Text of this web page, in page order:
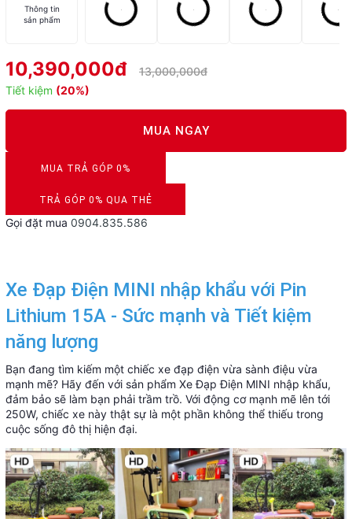
Thông tin
sản phẩm
10,390,000đ
13,000,000đ
Tiết kiệm (20%)
MUA NGAY
MUA TRẢ GÓP 0%
DUYỆT HỒ SƠ RONG 5 PHÚT
TRẢ GÓP 0% QUA THẺ
VISA, MASTERCARD, JCB, AMEX
Gọi đặt mua 0904.835.586
Xe Đạp Điện MINI nhập khẩu với Pin
Lithium 15A - Sức mạnh và Tiết kiệm
năng lượng
Bạn đang tìm kiếm một chiếc xe đạp điện vừa sành điệu vừa
mạnh mẽ? Hãy đến với sản phẩm Xe Đạp Điện MINI nhập khẩu,
đảm bảo sẽ làm bạn phải trầm trồ. Với động cơ mạnh mẽ lên tới
250W, chiếc xe này thật sự là một phần không thể thiếu trong
cuộc sống đô thị hiện đại.